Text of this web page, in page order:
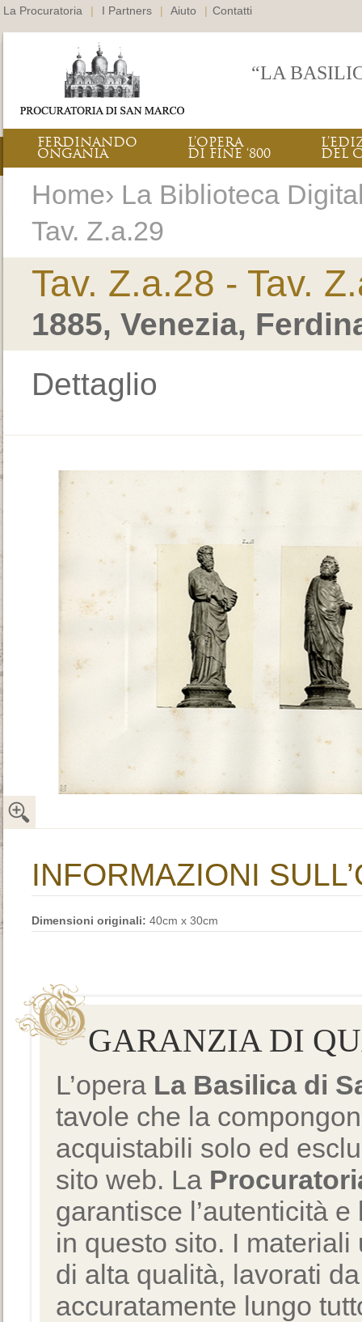
La Procuratoria | I Partners | Aiuto | Contatti
“LA
FERDINANDO
ONGANIA
L’OPERA
DI FINE ‘800 DEL
Home› La Biblioteca
Tav. Z.a.29
Tav. Z.a.28 - Tav.
1885, Venezia,
Dettaglio
INFORMAZIONI
Dimensioni originali: 40cm x 30cm
GARANZIA DI
L’opera La Basilica di
tavole che la
acquistabili solo ed
sito web. La
garantisce l’autenticità
in questo sito. I
di alta qualità, lavorati
accuratamente lungo